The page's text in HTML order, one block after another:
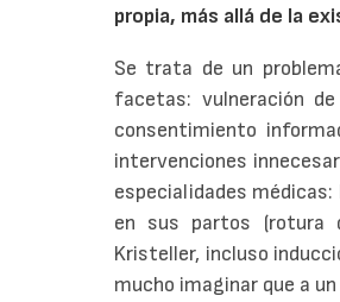
propia, más allá de la
Se trata de un
facetas: vulneración
consentimiento
intervenciones
especialidades
en sus partos (rotura
Kristeller, incluso
mucho imaginar que a